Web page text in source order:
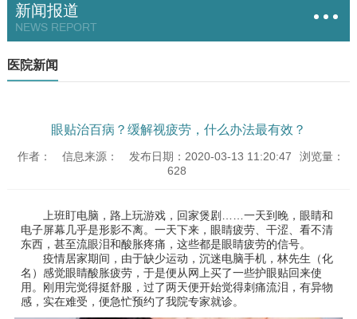
新闻报道
NEWS REPORT
医院新闻
眼贴治百病？缓解视疲劳，什么办法最有效？
作者： 信息来源： 发布日期：2020-03-13 11:20:47
浏览量：
628
上班盯电脑，路上玩游戏，回家煲剧……一天到晚，眼睛和
电子屏幕几乎是形影不离。一天下来，眼睛疲劳、干涩、看不清
东西，甚至流眼泪和酸胀疼痛，这些都是眼睛疲劳的信号。
疫情居家期间，由于缺少运动，沉迷电脑手机，林先生（化
名）感觉眼睛酸胀疲劳，于是便从网上买了一些护眼贴回来使
用。刚用完觉得挺舒服，过了两天便开始觉得刺痛流泪，有异物
感，实在难受，便急忙预约了我院专家就诊。